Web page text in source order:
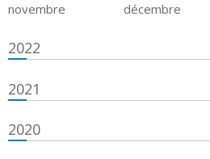
novembre
décembre
2022
2021
2020